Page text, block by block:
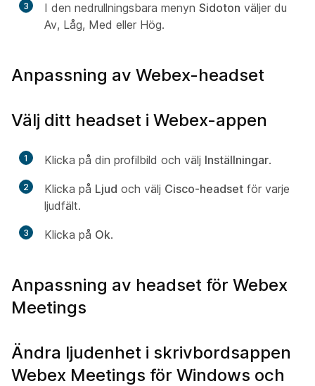
3 I den nedrullningsbara menyn Sidoton väljer du
Av, Låg, Med eller Hög.
Anpassning av Webex-headset
Välj ditt headset i Webex-appen
1 Klicka på din profilbild och välj Inställningar.
2 Klicka på Ljud och välj Cisco-headset för varje
ljudfält.
3 Klicka på Ok.
Anpassning av headset för Webex
Meetings
Ändra ljudenhet i skrivbordsappen
Webex Meetings för Windows och